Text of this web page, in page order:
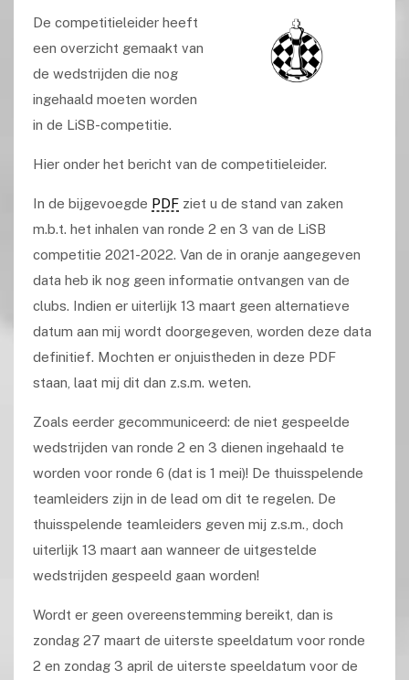
De competitieleider heeft
een overzicht gemaakt van
de wedstrijden die nog
ingehaald moeten worden
in de LiSB-competitie.
Hier onder het bericht van de competitieleider.
In de bijgevoegde PDF ziet u de stand van zaken
m.b.t. het inhalen van ronde 2 en 3 van de LiSB
competitie 2021-2022. Van de in oranje aangegeven
data heb ik nog geen informatie ontvangen van de
clubs. Indien er uiterlijk 13 maart geen alternatieve
datum aan mij wordt doorgegeven, worden deze data
definitief. Mochten er onjuistheden in deze PDF
staan, laat mij dit dan z.s.m. weten.
Zoals eerder gecommuniceerd: de niet gespeelde
wedstrijden van ronde 2 en 3 dienen ingehaald te
worden voor ronde 6 (dat is 1 mei)! De thuisspelende
teamleiders zijn in de lead om dit te regelen. De
thuisspelende teamleiders geven mij z.s.m., doch
uiterlijk 13 maart aan wanneer de uitgestelde
wedstrijden gespeeld gaan worden!
Wordt er geen overeenstemming bereikt, dan is
zondag 27 maart de uiterste speeldatum voor ronde
2 en zondag 3 april de uiterste speeldatum voor de